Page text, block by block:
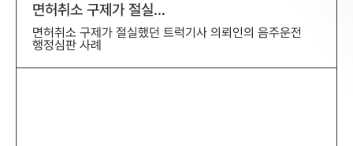
면허취소 구제가 절실…
면허취소 구제가 절실했던 트럭기사 의뢰인의 음주운전
행정심판 사례